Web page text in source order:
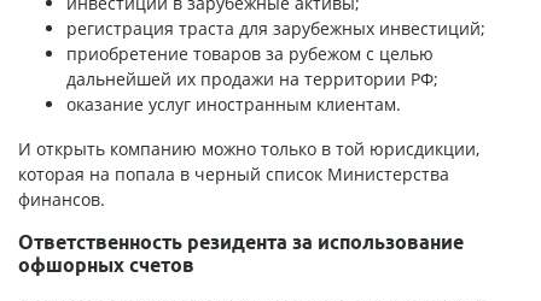
регистрация траста для зарубежных инвестиций;
приобретение товаров за рубежом с целью
дальнейшей их продажи на территории РФ;
оказание услуг иностранным клиентам.
И открыть компанию можно только в той юрисдикции,
которая на попала в черный список Министерства
финансов.
Ответственность резидента за использование
офшорных счетов